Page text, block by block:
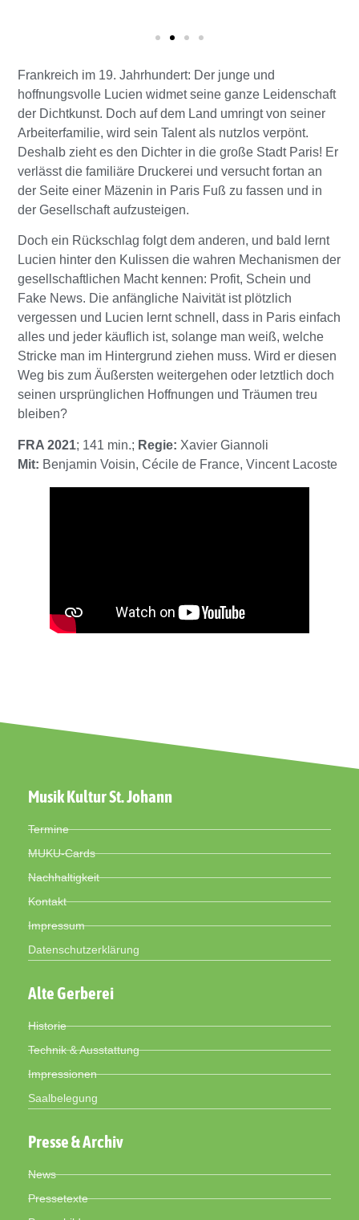
Frankreich im 19. Jahrhundert: Der junge und
hoffnungsvolle Lucien widmet seine ganze Leidenschaft
der Dichtkunst. Doch auf dem Land umringt von seiner
Arbeiterfamilie, wird sein Talent als nutzlos verpönt.
Deshalb zieht es den Dichter in die große Stadt Paris! Er
verlässt die familiäre Druckerei und versucht fortan an
der Seite einer Mäzenin in Paris Fuß zu fassen und in
der Gesellschaft aufzusteigen.
Doch ein Rückschlag folgt dem anderen, und bald lernt
Lucien hinter den Kulissen die wahren Mechanismen der
gesellschaftlichen Macht kennen: Profit, Schein und
Fake News. Die anfängliche Naivität ist plötzlich
vergessen und Lucien lernt schnell, dass in Paris einfach
alles und jeder käuflich ist, solange man weiß, welche
Stricke man im Hintergrund ziehen muss. Wird er diesen
Weg bis zum Äußersten weitergehen oder letztlich doch
seinen ursprünglichen Hoffnungen und Träumen treu
bleiben?
FRA 2021; 141 min.; Regie: Xavier Giannoli
Mit: Benjamin Voisin, Cécile de France, Vincent Lacoste
Musik Kultur St. Johann
Termine
MUKU-Cards
Nachhaltigkeit
Kontakt
Impressum
Datenschutzerklärung
Alte Gerberei
Historie
Technik & Ausstattung
Impressionen
Saalbelegung
Presse & Archiv
News
Pressetexte